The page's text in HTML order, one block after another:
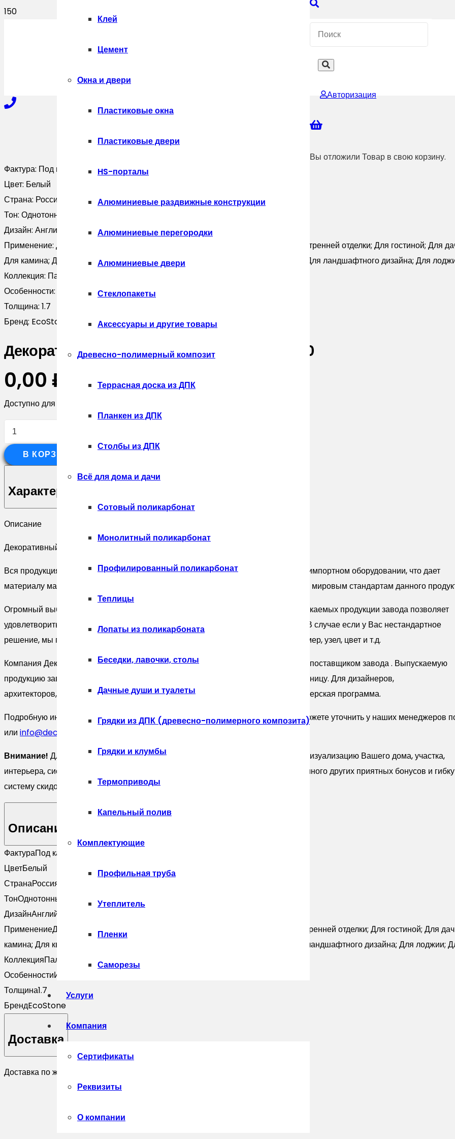
+7-910-327-77-88
Клей
Цемент
Окна и двери
Пластиковые окна
Пластиковые двери
HS-порталы
Алюминиевые раздвижные конструкции
Алюминиевые перегородки
Алюминиевые двери
Стеклопакеты
Аксессуары и другие товары
Древесно-полимерный композит
Террасная доска из ДПК
Планкен из ДПК
Столбы из ДПК
Всё для дома и дачи
Сотовый поликарбонат
Монолитный поликарбонат
Профилированный поликарбонат
Теплицы
Лопаты из поликарбоната
Беседки, лавочки, столы
Дачные души и туалеты
Грядки из ДПК (древесно-полимерного композита)
Грядки и клумбы
Термоприводы
Капельный полив
Комплектующие
Профильная труба
Утеплитель
Пленки
Саморезы
Услуги
Компания
Сертификаты
Реквизиты
О компании
Авторизация
Вы отложили Товар в свою корзину.
Фактура: Под камень
Цвет: Белый
Страна: Россия
Тон: Однотонный; Светлый
Дизайн: Английский; Бесшовный; Классический; Лофт; Модерн
Применение: Для балкона; Для бани; Для ванной; Для внешней отделки; Для внутренней отделки; Для гостиной; Для
Для камина; Для квартиры; Для клумбы; Для коридора; Для крыльца; Для кухни; Для ландшафтного дизайна; Для
Коллекция: Палаццо
Особенности:
Из бетона
Толщина: 1.7
Бренд: EcoStone
Декоративный камень EcoStone Палаццо 00
0,00 ₽
Доступно для предзаказа
Количество
товара
Декоративный
EcoStone
00
В КОРЗИНУ
Характеристики
Описание
Декоративный камень, , Декоративный камень EcoStone Палаццо 00.
Вся продукция бренда изготавливается на современном высокотехнологичном импортном оборудовании, что дает
материалу максимально высокие технические характеристики соответствующие мировым стандартам данного
Огромный выбор стандартных решений и готовых разработанных систем выпускаемых продукции завода позволяет
удовлетворить все изыскания и требования, как технические, так и визуальные. В случае если у Вас нестандартное
решение, мы готовы специально для Вас разработать необходимую форму, размер, узел, цвет и т.д.
Компания Декоратор (DECORATOR) является официальным представителем и поставщиком завода . Выпускаемую
продукцию завода Вы можете приобрести в наших салонах как оптом так и в розницу. Для дизайнеров,
архитекторов, строителей и торговых организаций действует специальная партнерская программа.
Подробную информацию по Декоративный камень EcoStone Палаццо 00 Вы можете уточнить у наших менеджеров
или info@decorator.shop
Внимание! Для всех клиентов компании мы делаем бесплатно Проект или 3D Визуализацию Вашего дома, участка,
интерьера, системы дренажа и ливневой канализации, а также предоставляем много других приятных бонусов и
систему скидок!
Описание
ФактураПод камень
ЦветБелый
СтранаРоссия
ТонОднотонный; Светлый
ДизайнАнглийский; Бесшовный; Классический; Лофт; Модерн
ПрименениеДля балкона; Для бани; Для ванной; Для внешней отделки; Для внутренней отделки; Для гостиной; Для
камина; Для квартиры; Для клумбы; Для коридора; Для крыльца; Для кухни; Для ландшафтного дизайна; Для лоджии;
КоллекцияПалаццо
ОсобенностиИз бетона
Толщина1.7
БрендEcoStone
Доставка
Доставка по желанию покупателя.